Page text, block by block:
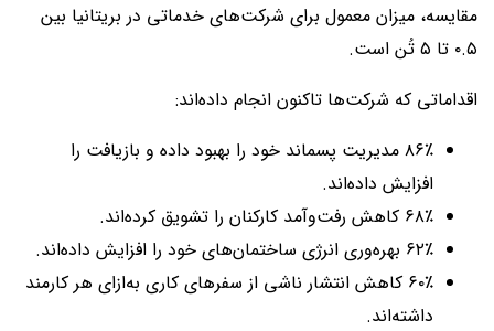
مقایسه، میزان معمول برای شرکت‌های خدماتی در بریتانیا بین
۰.۵ تا ۵ تُن است.
اقداماتی که شرکت‌ها تاکنون انجام داده‌اند:
۸۶٪ مدیریت پسماند خود را بهبود داده و بازیافت را
افزایش داده‌اند.
۶۸٪ کاهش رفت‌وآمد کارکنان را تشویق کرده‌اند.
۶۲٪ بهره‌وری انرژی ساختمان‌های خود را افزایش داده‌اند.
۶۰٪ کاهش انتشار ناشی از سفرهای کاری به‌ازای هر کارمند
داشته‌اند.